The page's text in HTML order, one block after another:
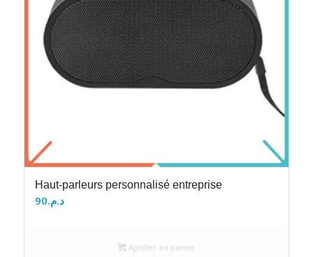
Haut-parleurs personnalisé entreprise
د.م.90
Ajouter au panier